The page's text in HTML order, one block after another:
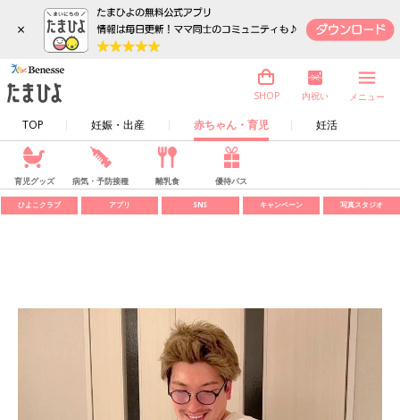
×
TOP 妊娠・出産 赤ちゃん・育児 妊活
SHOP 内祝い メニュー
育児グッズ 病気・予防接種 離乳食 優待パス
ひよこクラブ アプリ SNS キャンペーン 写真スタジオ